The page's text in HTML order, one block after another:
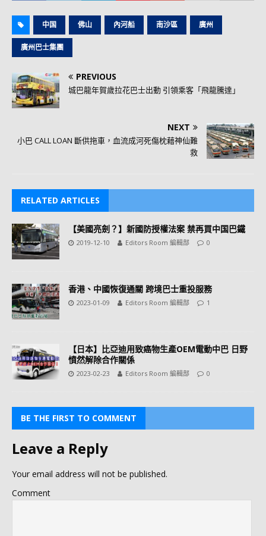
中国 佛山 內河船 南沙區 廣州
廣州巴士集團
PREVIOUS
城巴龍年賀歲拉花巴士出動 引領乘客「飛龍騰達」
NEXT
小巴 CALL LOAN 斷供拖車，血流成河死傷枕藉神仙難
救
RELATED ARTICLES
【美國亮劍？】新國防授權法案 禁再買中国巴鐵
2019-12-10 Editors Room 編輯部 0
香港、中國恢復通關 跨境巴士重投服務
2023-01-09 Editors Room 編輯部 1
【日本】比亞迪用致癌物生產OEM電動中巴 日野
憤然解除合作關係
2023-02-23 Editors Room 編輯部 0
BE THE FIRST TO COMMENT
Leave a Reply
Your email address will not be published.
Comment